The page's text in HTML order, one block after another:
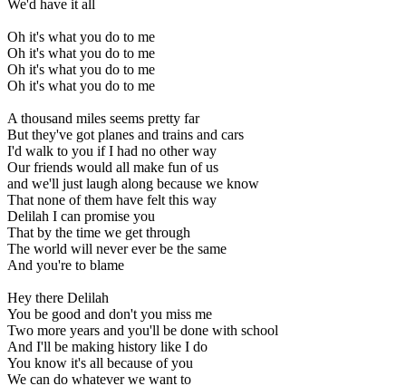
We'd have it all
Oh it's what you do to me
Oh it's what you do to me
Oh it's what you do to me
Oh it's what you do to me
A thousand miles seems pretty far
But they've got planes and trains and cars
I'd walk to you if I had no other way
Our friends would all make fun of us
and we'll just laugh along because we know
That none of them have felt this way
Delilah I can promise you
That by the time we get through
The world will never ever be the same
And you're to blame
Hey there Delilah
You be good and don't you miss me
Two more years and you'll be done with school
And I'll be making history like I do
You know it's all because of you
We can do whatever we want to